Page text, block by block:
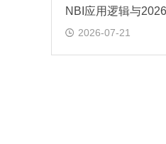
2026-07-21